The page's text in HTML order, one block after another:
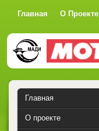
Главная О Проекте
Главная
О проекте